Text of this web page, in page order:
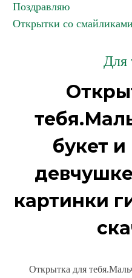
Поздравляю
Открытки со смайликами
Для
букет
картинки
Открытка для